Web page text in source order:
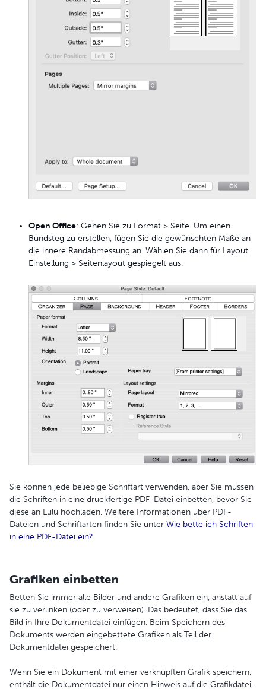
Open Office: Gehen Sie zu Format > Seite. Um einen
Bundsteg zu erstellen, fügen Sie die gewünschten Maße an
die innere Randabmessung an. Wählen Sie dann für Layout
Einstellung > Seitenlayout gespiegelt aus.
Sie können jede beliebige Schriftart verwenden, aber Sie müssen
die Schriften in eine druckfertige PDF-Datei einbetten, bevor Sie
diese an Lulu hochladen. Weitere Informationen über PDF-
Dateien und Schriftarten finden Sie unter Wie bette ich Schriften
in eine PDF-Datei ein?
Grafiken einbetten
Betten Sie immer alle Bilder und andere Grafiken ein, anstatt auf
sie zu verlinken (oder zu verweisen). Das bedeutet, dass Sie das
Bild in Ihre Dokumentdatei einfügen. Beim Speichern des
Dokuments werden eingebettete Grafiken als Teil der
Dokumentdatei gespeichert.
Wenn Sie ein Dokument mit einer verknüpften Grafik speichern,
enthält die Dokumentdatei nur einen Hinweis auf die Grafikdatei.